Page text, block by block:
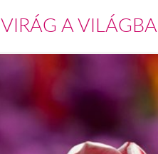
VIRÁG A VILÁGBA